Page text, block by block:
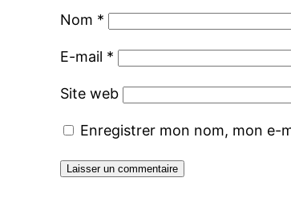
Nom *
E-mail *
Site web
Enregistrer mon nom, mon e-